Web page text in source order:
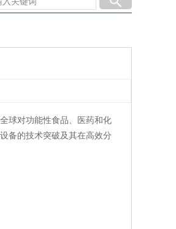
球对功能性食品、医药和化
备的技术突破及其在高效分